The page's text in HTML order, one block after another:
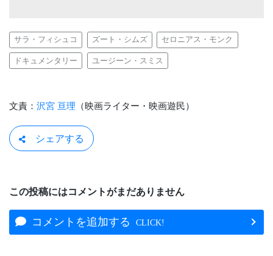
サラ・フィシュコ ズート・シムズ セロニアス・モンク
ドキュメンタリー ユージーン・スミス
文責： 沢宮 亘理 （映画ライター・映画遊民）
シェアする
この投稿にはコメントがまだありません
コメントを追加する CLICK!